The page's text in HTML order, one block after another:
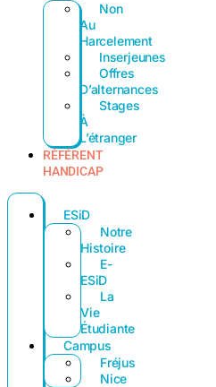
Non
Au
Harcelement
Inserjeunes
Offres
D’alternances
Stages
À
L’étranger
RÉFÉRENT
HANDICAP
ESiD
Notre
Histoire
E-
ESiD
La
Vie
Étudiante
Campus
Fréjus
Nice